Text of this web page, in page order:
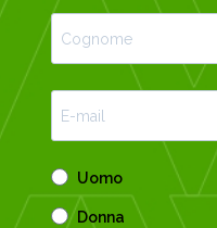
Uomo
Donna